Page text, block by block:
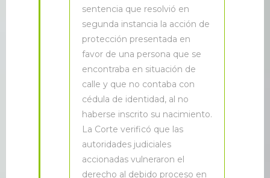
sentencia que resolvió en
segunda instancia la acción de
protección presentada en
favor de una persona que se
encontraba en situación de
calle y que no contaba con
cédula de identidad, al no
haberse inscrito su nacimiento.
La Corte verificó que las
autoridades judiciales
accionadas vulneraron el
derecho al debido proceso en